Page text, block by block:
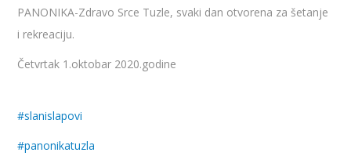
PANONIKA-Zdravo Srce Tuzle, svaki dan otvorena za šetanje
i rekreaciju.
Četvrtak 1.oktobar 2020.godine
#slanislapovi
#panonikatuzla